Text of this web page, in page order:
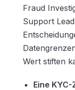
Fraud
Support
Wert stiften
Eine